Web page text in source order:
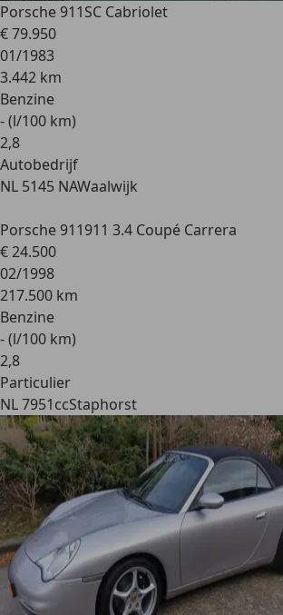
Porsche 911SC Cabriolet
€ 79.950
01/1983
3.442 km
Benzine
- (l/100 km)
2,8
Autobedrijf
NL 5145 NAWaalwijk
Porsche 911911 3.4 Coupé Carrera
€ 24.500
02/1998
217.500 km
Benzine
- (l/100 km)
2,8
Particulier
NL 7951ccStaphorst